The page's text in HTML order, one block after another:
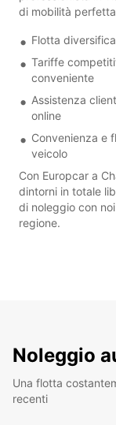
di mobilità
Flotta
Tariffe
conveniente
Assistenza
online
Convenienza e
veicolo
Con Europcar a
dintorni in totale
di noleggio con
regione.
Noleggio
Una flotta
recenti